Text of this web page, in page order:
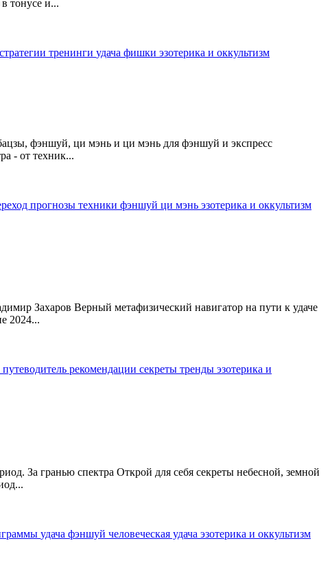
тонусе и...
стратегии тренинги удача фишки эзотерика и оккультизм
фэншуй, ци мэнь и ци мэнь для фэншуй и экспресс
- от техник...
прогнозы техники фэншуй ци мэнь эзотерика и оккультизм
Захаров Верный метафизический навигатор на пути к удаче
2024...
путеводитель рекомендации секреты тренды эзотерика и
За гранью спектра Открой для себя секреты небесной, земной
удача фэншуй человеческая удача эзотерика и оккультизм